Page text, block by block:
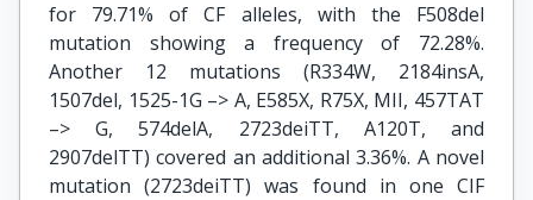
for 79.71% of CF alleles, with the F508del
mutation showing a frequency of 72.28%.
Another 12 mutations (R334W, 2184insA,
1507del, 1525-1G –> A, E585X, R75X, MII, 457TAT
–> G, 574delA, 2723deiTT, A120T, and
2907delTT) covered an additional 3.36%. A novel
mutation (2723deiTT) was found in one CIF